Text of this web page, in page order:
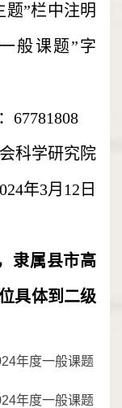
题”栏中注明
般课题”字
67781808
科学研究院
年3月12日
隶属县市高
具体到二级
年度一般课题
年度一般课题